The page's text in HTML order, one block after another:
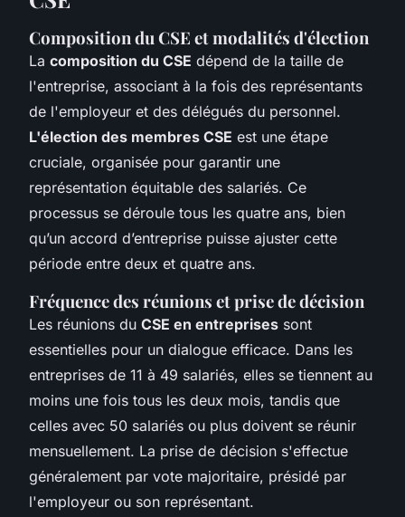
Composition du CSE et modalités d'élection
La composition du CSE dépend de la taille de
l'entreprise, associant à la fois des représentants
de l'employeur et des délégués du personnel.
L'élection des membres CSE est une étape
cruciale, organisée pour garantir une
représentation équitable des salariés. Ce
processus se déroule tous les quatre ans, bien
qu’un accord d’entreprise puisse ajuster cette
période entre deux et quatre ans.
Fréquence des réunions et prise de décision
Les réunions du CSE en entreprises sont
essentielles pour un dialogue efficace. Dans les
entreprises de 11 à 49 salariés, elles se tiennent au
moins une fois tous les deux mois, tandis que
celles avec 50 salariés ou plus doivent se réunir
mensuellement. La prise de décision s'effectue
généralement par vote majoritaire, présidé par
l'employeur ou son représentant.